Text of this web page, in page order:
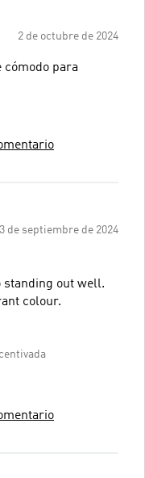
2 de octubre de 2024
cómodo para
de septiembre de 2024
standing out well.
colour.